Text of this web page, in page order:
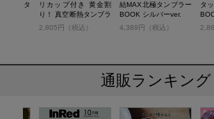
カフェタ
リカップ付き 黄金割
り！ 真空断熱タンブラ
ーBOOK グレー
2,805円（税込）
結MAX北極タンブラー
BOOK シルバーver.
4,389円（税込）
タ
通販ランキング